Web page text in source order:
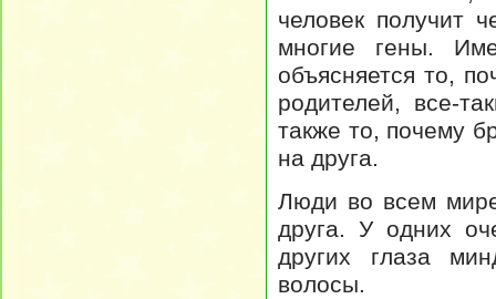
человек получит
многие гены.
объясняется то,
родителей, все-
также то, почему
на друга.
Люди во всем
друга. У одних
других глаза
волосы.